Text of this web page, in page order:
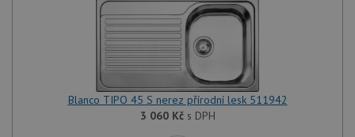
Blanco TIPO 45 S nerez přírodní lesk 511942
3 060 Kčs DPH